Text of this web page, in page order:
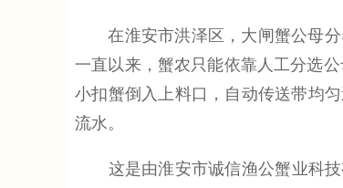
在淮安市洪泽区，大闸蟹公母分
一直以来，蟹农只能依靠人工分选
小扣蟹倒入上料口，自动传送带均
流水。
这是由淮安市诚信渔公蟹业科技